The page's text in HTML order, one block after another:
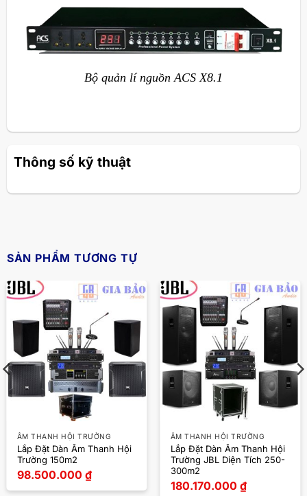
Bộ quản lí nguồn ACS X8.1
Thông số kỹ thuật
SẢN PHẨM TƯƠNG TỰ
ÂM THANH HỘI TRƯỜNG
Lắp Đặt Dàn Âm Thanh Hội
Trường 150m2
98.500.000 ₫
ÂM THANH HỘI TRƯỜNG
Lắp Đặt Dàn Âm Thanh Hội
Trường JBL Diện Tích 250-
300m2
180.170.000 ₫